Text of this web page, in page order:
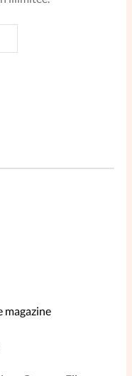
la famille
les
magazine